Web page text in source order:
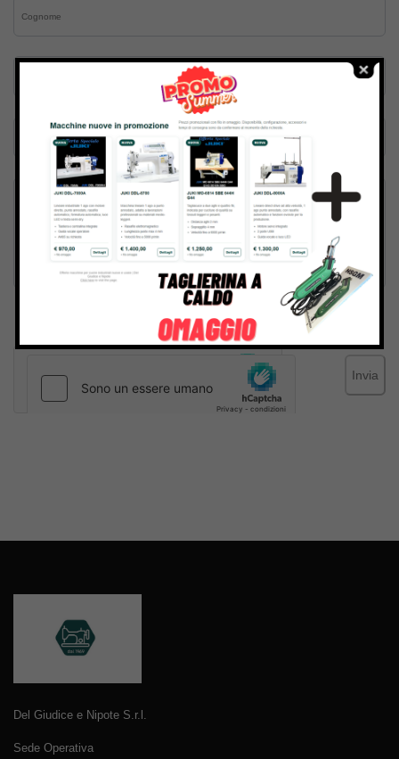
Inviando il messaggio confermo di aver letto e accettato
del sito web
Invia
Del Giudice e Nipote S.r.l.
Sede Operativa